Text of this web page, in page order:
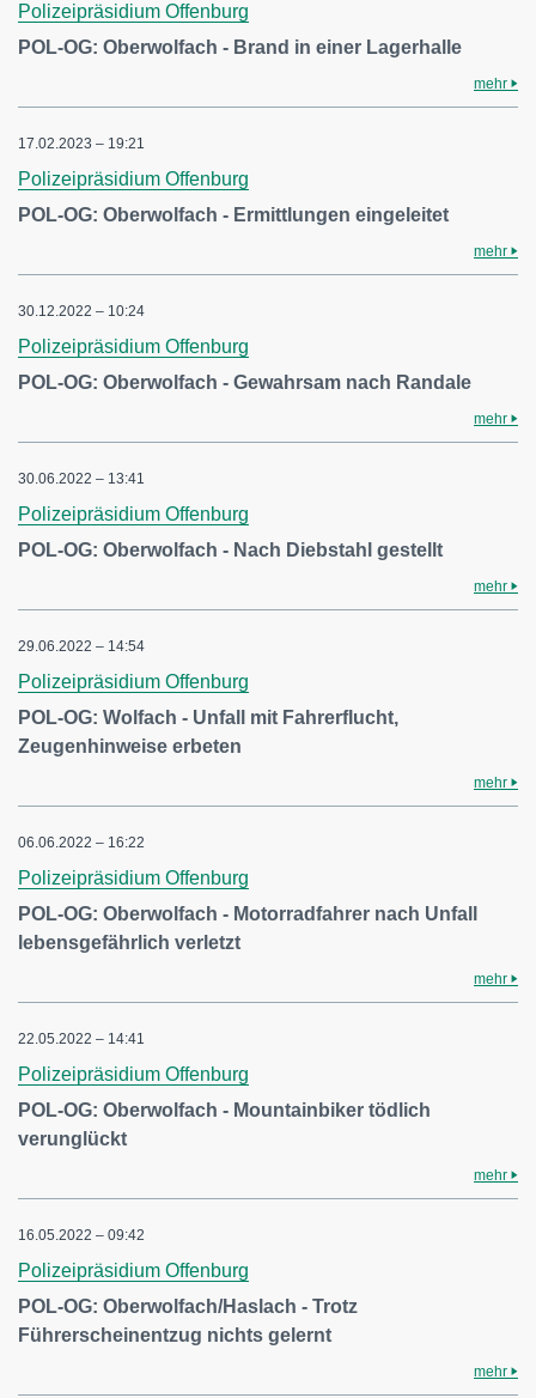
Polizeipräsidium Offenburg
POL-OG: Oberwolfach - Brand in einer Lagerhalle
mehr
17.02.2023 – 19:21
Polizeipräsidium Offenburg
POL-OG: Oberwolfach - Ermittlungen eingeleitet
mehr
30.12.2022 – 10:24
Polizeipräsidium Offenburg
POL-OG: Oberwolfach - Gewahrsam nach Randale
mehr
30.06.2022 – 13:41
Polizeipräsidium Offenburg
POL-OG: Oberwolfach - Nach Diebstahl gestellt
mehr
29.06.2022 – 14:54
Polizeipräsidium Offenburg
POL-OG: Wolfach - Unfall mit Fahrerflucht,
Zeugenhinweise erbeten
mehr
06.06.2022 – 16:22
Polizeipräsidium Offenburg
POL-OG: Oberwolfach - Motorradfahrer nach Unfall
lebensgefährlich verletzt
mehr
22.05.2022 – 14:41
Polizeipräsidium Offenburg
POL-OG: Oberwolfach - Mountainbiker tödlich
verunglückt
mehr
16.05.2022 – 09:42
Polizeipräsidium Offenburg
POL-OG: Oberwolfach/Haslach - Trotz
Führerscheinentzug nichts gelernt
mehr